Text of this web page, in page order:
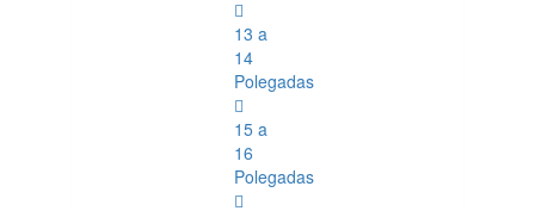
13 a
14
Polegadas
15 a
16
Polegadas